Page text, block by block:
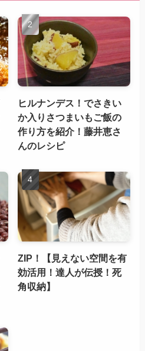
ヒルナンデス！でさきい
か入りさつまいもご飯の
作り方を紹介！藤井恵さ
んのレシピ
ZIP！【見えない空間を有
効活用！達人が伝授！死
角収納】